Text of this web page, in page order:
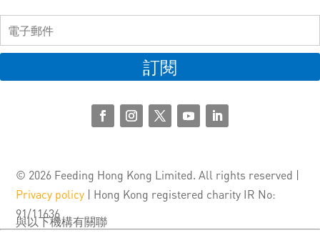
訂閱
© 2026 Feeding Hong Kong Limited. All rights reserved |
Privacy policy | Hong Kong registered charity IR No:
91/11636
與以下機構有關聯